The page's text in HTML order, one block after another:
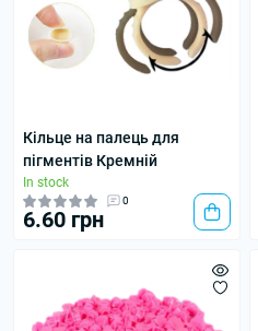
Кільце на палець для
пігментів Кремній
In stock
0
6.60 грн